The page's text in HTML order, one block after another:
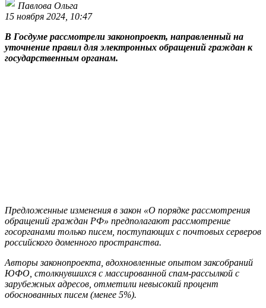
Павлова Ольга
15 ноября 2024, 10:47
В Госдуме рассмотрели законопроект, направленный на
уточнение правил для электронных обращений граждан к
государственным органам.
Предложенные изменения в закон «О порядке рассмотрения
обращений граждан РФ» предполагают рассмотрение
госорганами только писем, поступающих с почтовых серверов
российского доменного пространства.
Авторы законопроекта, вдохновленные опытом заксобраний
ЮФО, столкнувшихся с массированной спам-рассылкой с
зарубежных адресов, отметили невысокий процент
обоснованных писем (менее 5%).